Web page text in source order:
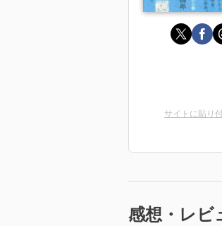
サイトに貼り
感想・レビ